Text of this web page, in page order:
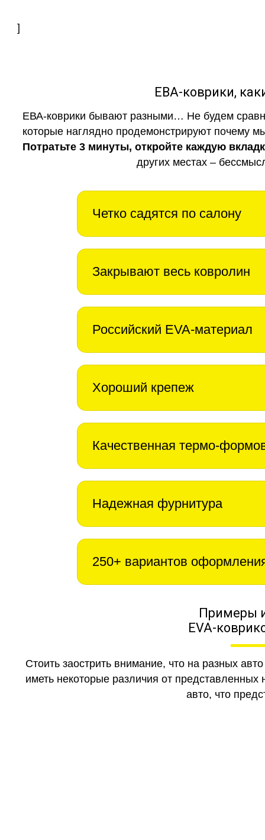
]
ЕВА-коврики,
ЕВА-коврики бывают разными… Не будем
которые наглядно продемонстрируют почему
Потратьте 3 минуты, откройте каждую
других местах –
Четко садятся по салону
Закрывают весь ковролин
Российский EVA-материал
Хороший крепеж
Качественная термо-
Надежная фурнитура
250+ вариантов
Примеры
EVA-
Стоить заострить внимание, что на разных
иметь некоторые различия от
авто, что